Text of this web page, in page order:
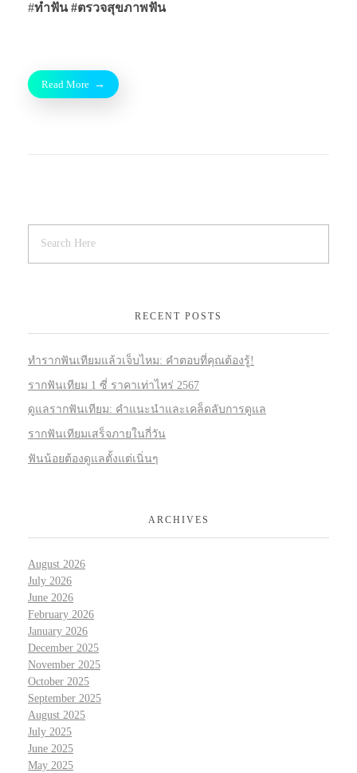
#ทำฟัน #ตรวจสุขภาพฟัน
Read More
RECENT POSTS
ทำรากฟันเทียมแล้วเจ็บไหม: คำตอบที่คุณต้องรู้!
รากฟันเทียม 1 ซี่ ราคาเท่าไหร่ 2567
ดูแลรากฟันเทียม: คำแนะนำและเคล็ดลับการดูแล
รากฟันเทียมเสร็จภายในกี่วัน
ฟันน้อยต้องดูแลตั้งแต่เนิ่นๆ
ARCHIVES
August 2026
July 2026
June 2026
February 2026
January 2026
December 2025
November 2025
October 2025
September 2025
August 2025
July 2025
June 2025
May 2025